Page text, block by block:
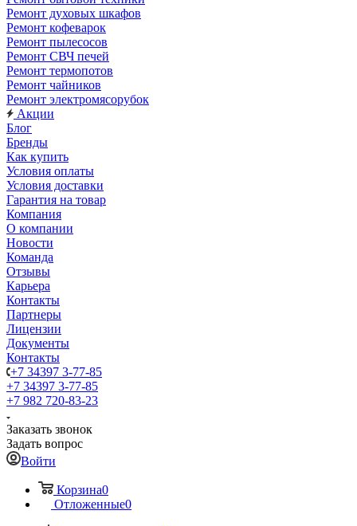
Ремонт духовых шкафов
Ремонт кофеварок
Ремонт пылесосов
Ремонт СВЧ печей
Ремонт термопотов
Ремонт чайников
Ремонт электромясорубок
Акции
Блог
Бренды
Как купить
Условия оплаты
Условия доставки
Гарантия на товар
Компания
О компании
Новости
Команда
Отзывы
Карьера
Контакты
Партнеры
Лицензии
Документы
Контакты
+7 34397 3-77-85
+7 34397 3-77-85
+7 982 720-83-23
Заказать звонок
Задать вопрос
Войти
Корзина0
Отложенные0